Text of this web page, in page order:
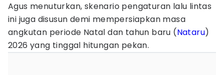
Agus menuturkan, skenario pengaturan lalu lintas
ini juga disusun demi mempersiapkan masa
angkutan periode Natal dan tahun baru (Nataru)
2026 yang tinggal hitungan pekan.